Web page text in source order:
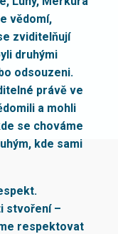
vědomí,
zviditelňují
druhými
odsouzeni.
právě ve
a mohli
se chováme
kde sami
stvoření –
respektovat